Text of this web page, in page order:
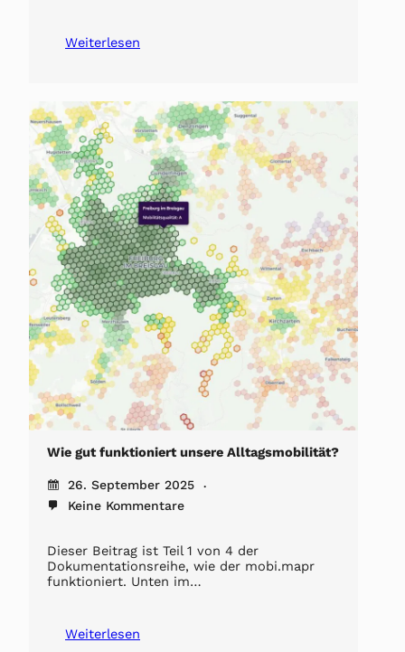
Weiterlesen
Wie gut funktioniert unsere Alltagsmobilität?
26. September 2025
Keine Kommentare
Dieser Beitrag ist Teil 1 von 4 der
Dokumentationsreihe, wie der mobi.mapr
funktioniert. Unten im…
Weiterlesen